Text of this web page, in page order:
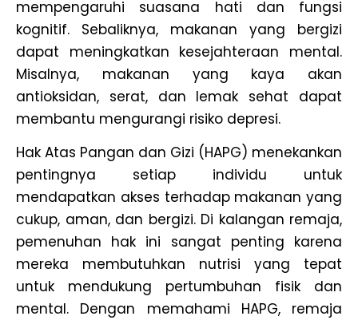
mempengaruhi suasana hati dan fungsi
kognitif. Sebaliknya, makanan yang bergizi
dapat meningkatkan kesejahteraan mental.
Misalnya, makanan yang kaya akan
antioksidan, serat, dan lemak sehat dapat
membantu mengurangi risiko depresi.
Hak Atas Pangan dan Gizi (HAPG) menekankan
pentingnya setiap individu untuk
mendapatkan akses terhadap makanan yang
cukup, aman, dan bergizi. Di kalangan remaja,
pemenuhan hak ini sangat penting karena
mereka membutuhkan nutrisi yang tepat
untuk mendukung pertumbuhan fisik dan
mental. Dengan memahami HAPG, remaja